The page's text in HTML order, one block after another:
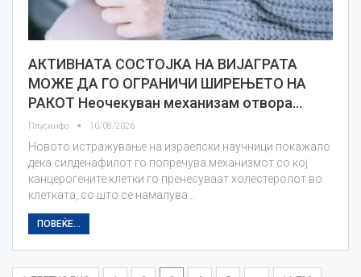
АКТИВНАТА СОСТОЈКА НА ВИЈАГРАТА
МОЖЕ ДА ГО ОГРАНИЧИ ШИРЕЊЕТО НА
РАКОТ Неочекуван механизам отвора…
Плусинфо 10/08/2026
Новото истражување на израелски научници покажало
дека силденафилот го попречува механизмот со кој
канцерогените клетки го пренесуваат холестеролот во
клетката, со што се намалува…
ПОВЕЌЕ...